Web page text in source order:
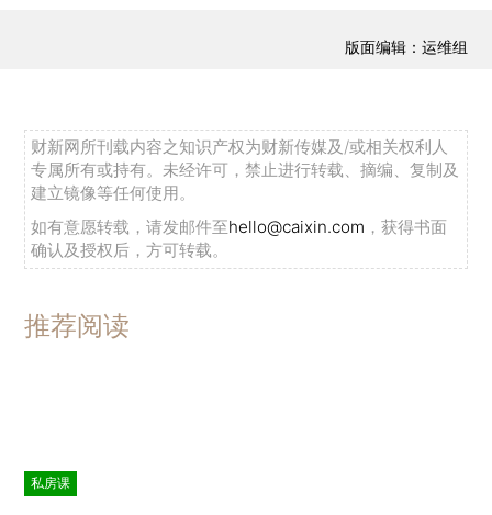
版面编辑：运维组
财新网所刊载内容之知识产权为财新传媒及/或相关权利人
专属所有或持有。未经许可，禁止进行转载、摘编、复制及
建立镜像等任何使用。
如有意愿转载，请发邮件至hello@caixin.com ，获得书面
确认及授权后，方可转载。
推荐阅读
私房课